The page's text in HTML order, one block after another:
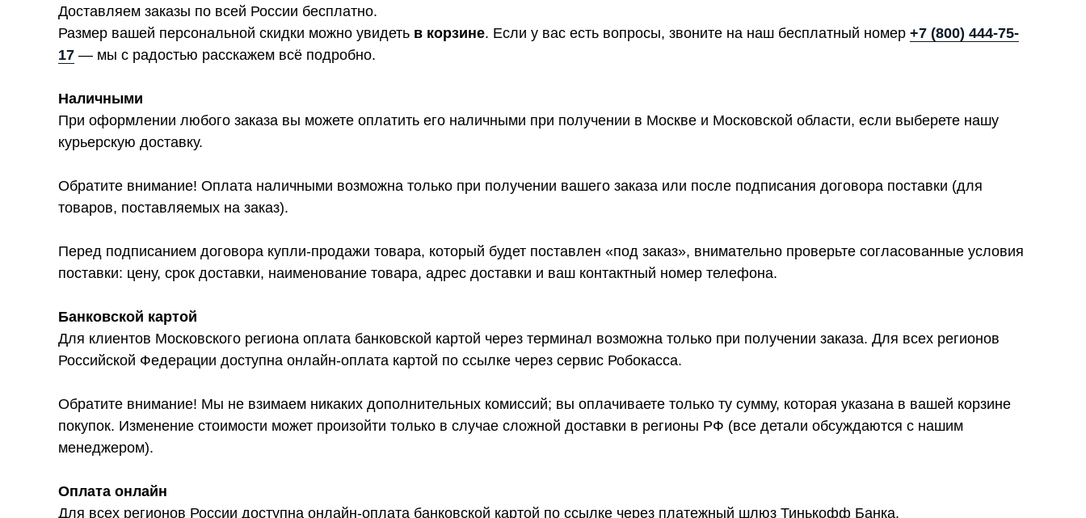
Доставляем заказы по всей России бесплатно.
Размер вашей персональной скидки можно увидеть в корзине. Если у вас есть вопросы, звоните на наш бесплатный номер +7 (800) 444-75-
17 — мы с радостью расскажем всё подробно.
Наличными
При оформлении любого заказа вы можете оплатить его наличными при получении в Москве и Московской области, если выберете нашу
курьерскую доставку.
Обратите внимание! Оплата наличными возможна только при получении вашего заказа или после подписания договора поставки (для
товаров, поставляемых на заказ).
Перед подписанием договора купли-продажи товара, который будет поставлен «под заказ», внимательно проверьте согласованные условия
поставки: цену, срок доставки, наименование товара, адрес доставки и ваш контактный номер телефона.
Банковской картой
Для клиентов Московского региона оплата банковской картой через терминал возможна только при получении заказа. Для всех регионов
Российской Федерации доступна онлайн-оплата картой по ссылке через сервис Робокасса.
Обратите внимание! Мы не взимаем никаких дополнительных комиссий; вы оплачиваете только ту сумму, которая указана в вашей корзине
покупок. Изменение стоимости может произойти только в случае сложной доставки в регионы РФ (все детали обсуждаются с нашим
менеджером).
Оплата онлайн
Для всех регионов России доступна онлайн-оплата банковской картой по ссылке через платежный шлюз Тинькофф Банка.